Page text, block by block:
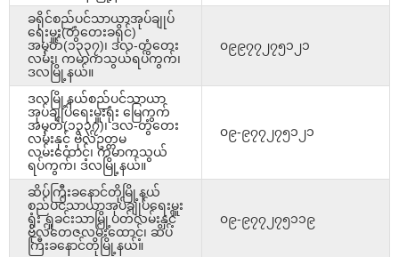
ခရိုင်စည်ပင်သာယာအုပ်ချုပ်
ရေးမှူး(တွံတေးခရိုင်)
အမှတ်(၁၃၃၇)၊ ဒလ-တွံတေး
လမ်း၊ ကမာကသွယ်ရပ်ကွက်၊
ဒလမြို့နယ်။
၀၉၉၇၇၂၇၅၁၂၁
ဒလမြို့နယ်စည်ပင်သာယာ
အုပ်ချုပ်ရေးမှူးရုံး မြေကွက်
အမှတ်(၁၃၃၇)၊ ဒလ-တွံတေး
လမ်းနှင့် ဗိုလ်ဥတ္တမ
လမ်းထောင့်၊ ကမာကသွယ်
ရပ်ကွက်၊ ဒလမြို့နယ်။
၀၉-၉၇၇၂၇၅၁၂၁
ဆိပ်ကြီးခနောင်တိုမြို့နယ်
စည်ပင်သာယာအုပ်ချုပ်ရေးမှူး
ရုံး ရှုခင်းသာမြို့ပတ်လမ်းနှင့်
ဗိုလ်တေဇလမ်းထောင့်၊ ဆိပ်
ကြီးခနောင်တိုမြို့နယ်။
၀၉-၉၇၇၂၇၅၁၁၉